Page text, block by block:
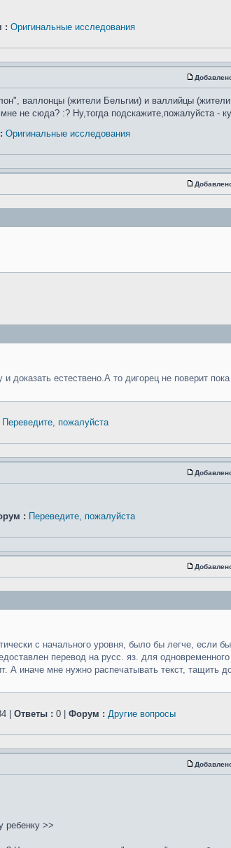
: Оригинальные исследования
валлонцы (жители Бельгии) и валлийцы (жители
не сюда? :? Ну,тогда подскажите,пожалуйста -
Оригинальные исследования
доказать естествено.А то дигорец не поверит
Переведите, пожалуйста
: Переведите, пожалуйста
с начального уровня, было бы легче, если
перевод на русс. яз. для
А иначе мне нужно распечатывать текст, тащить
| Ответы : 0 | Форум : Другие вопросы
ребенку >>